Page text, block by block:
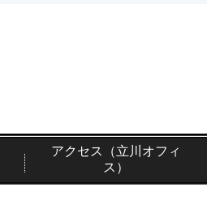
アクセス（立川オフィ
ス）